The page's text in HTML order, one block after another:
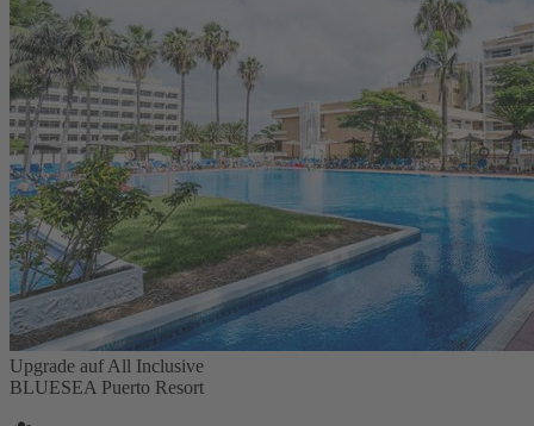
Upgrade auf All Inclusive
BLUESEA Puerto Resort